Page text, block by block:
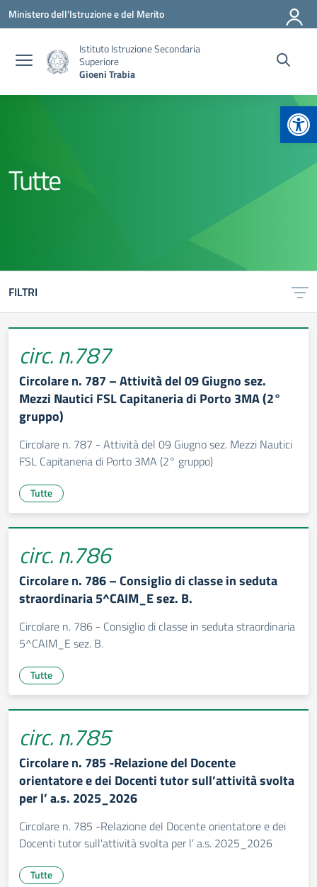
Vai ai contenuti
Vai al menu di navigazione
Vai al footer
Ministero dell'Istruzione e del Merito
Istituto Istruzione Secondaria
Superiore
Gioeni Trabia
Tutte
FILTRI
circ. n.787
Circolare n. 787 – Attività del 09 Giugno sez.
Mezzi Nautici FSL Capitaneria di Porto 3MA (2°
gruppo)
Circolare n. 787 - Attività del 09 Giugno sez. Mezzi Nautici
FSL Capitaneria di Porto 3MA (2° gruppo)
Tutte
circ. n.786
Circolare n. 786 – Consiglio di classe in seduta
straordinaria 5^CAIM_E sez. B.
Circolare n. 786 - Consiglio di classe in seduta straordinaria
5^CAIM_E sez. B.
Tutte
circ. n.785
Circolare n. 785 -Relazione del Docente
orientatore e dei Docenti tutor sull’attività svolta
per l’ a.s. 2025_2026
Circolare n. 785 -Relazione del Docente orientatore e dei
Docenti tutor sull'attività svolta per l’ a.s. 2025_2026
Tutte